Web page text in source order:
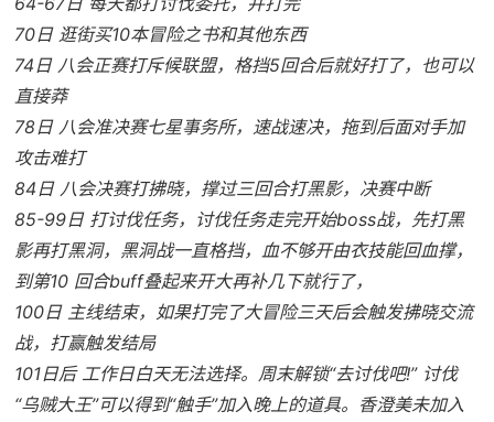
70日 逛街买10本冒险之书和其他东西
74日 八会正赛打斥候联盟，格挡5回合后就好打了，也可以
直接莽
78日 八会准决赛七星事务所，速战速决，拖到后面对手加
攻击难打
84日 八会决赛打拂晓，撑过三回合打黑影，决赛中断
85-99日 打讨伐任务，讨伐任务走完开始boss战，先打黑
影再打黑洞，黑洞战一直格挡，血不够开由衣技能回血撑，
到第10 回合buff叠起来开大再补几下就行了，
100日 主线结束，如果打完了大冒险三天后会触发拂晓交流
战，打赢触发结局
101日后 工作日白天无法选择。周末解锁“去讨伐吧!” 讨伐
“乌贼大王”可以得到“触手”加入晚上的道具。香澄美未加入